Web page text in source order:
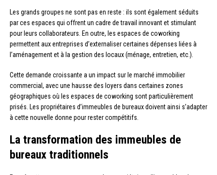
Les grands groupes ne sont pas en reste : ils sont également séduits
par ces espaces qui offrent un cadre de travail innovant et stimulant
pour leurs collaborateurs. En outre, les espaces de coworking
permettent aux entreprises d’externaliser certaines dépenses liées à
l’aménagement et à la gestion des locaux (ménage, entretien, etc.).
Cette demande croissante a un impact sur le marché immobilier
commercial, avec une hausse des loyers dans certaines zones
géographiques où les espaces de coworking sont particulièrement
prisés. Les propriétaires d’immeubles de bureaux doivent ainsi s’adapter
à cette nouvelle donne pour rester compétitifs.
La transformation des immeubles de
bureaux traditionnels